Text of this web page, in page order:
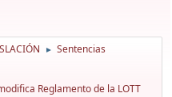
► Sentencias
Reglamento de la LOTT